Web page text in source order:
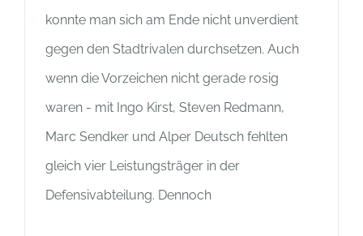
konnte man sich am Ende nicht unverdient
gegen den Stadtrivalen durchsetzen. Auch
wenn die Vorzeichen nicht gerade rosig
waren - mit Ingo Kirst, Steven Redmann,
Marc Sendker und Alper Deutsch fehlten
gleich vier Leistungsträger in der
Defensivabteilung. Dennoch